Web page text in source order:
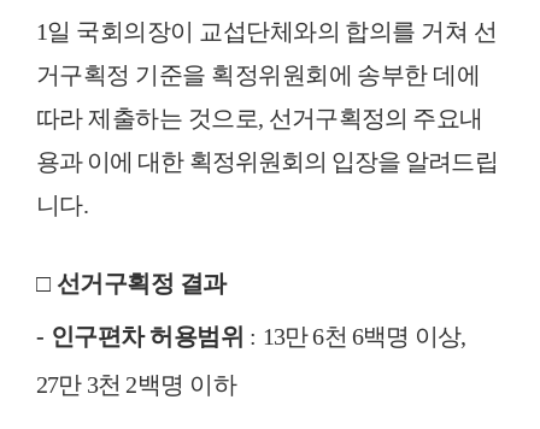
1일 국회의장이 교섭단체와의 합의를 거쳐 선
거구획정 기준을 획정위원회에 송부한 데에
따라 제출하는 것으로, 선거구획정의 주요내
용과 이에 대한 획정위원회의 입장을 알려 드립
니다.
□ 선거구획정 결과
- 인구편차 허용범위 : 13만6천6백명 이상,
27만 3천 2백명 이하